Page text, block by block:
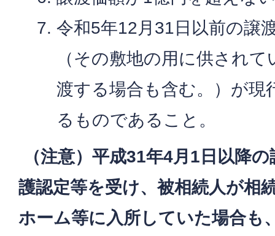
令和5年12月31日以前の譲
（その敷地の用に供され
渡する場合も含む。）が現
るものであること。
（注意）平成31年4月1日以降
護認定等を受け、被相続人が相
ホーム等に入所していた場合も